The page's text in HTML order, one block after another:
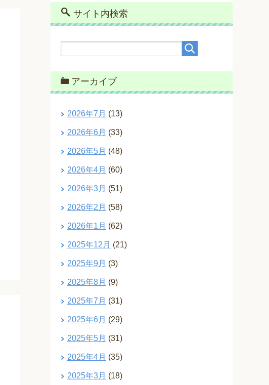
サイト内検索
アーカイブ
2026年7月 (13)
2026年6月 (33)
2026年5月 (48)
2026年4月 (60)
2026年3月 (51)
2026年2月 (58)
2026年1月 (62)
2025年12月 (21)
2025年9月 (3)
2025年8月 (9)
2025年7月 (31)
2025年6月 (29)
2025年5月 (31)
2025年4月 (35)
2025年3月 (18)